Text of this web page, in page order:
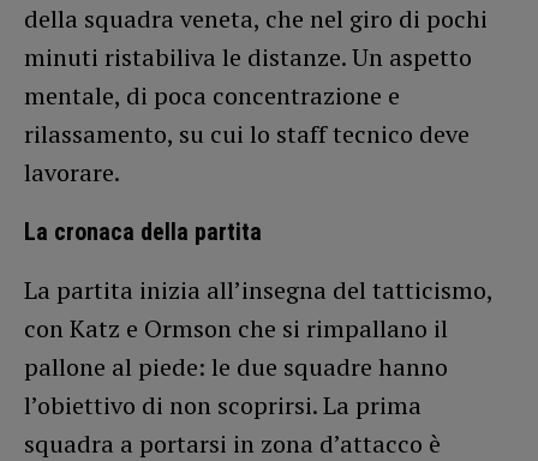
della squadra veneta, che nel giro di pochi
minuti ristabiliva le distanze. Un aspetto
mentale, di poca concentrazione e
rilassamento, su cui lo staff tecnico deve
lavorare.
La cronaca della partita
La partita inizia all’insegna del tatticismo,
con Katz e Ormson che si rimpallano il
pallone al piede: le due squadre hanno
l’obiettivo di non scoprirsi. La prima
squadra a portarsi in zona d’attacco è